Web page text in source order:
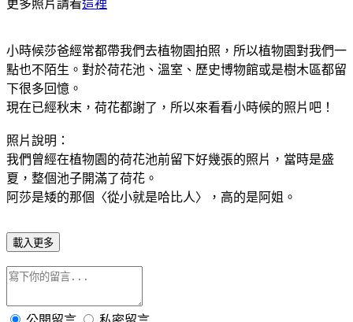
更多照片請看這裡
小時候莎爸經常都帶我們去植物園拍照，所以植物園對我們一
點也不陌生。對於荷花池、溫室、歷史博物館或是樹木區都留
下很多回憶。
現在已經秋末，荷花都謝了，所以來看看小時候的照片吧！
照片說明：
我們曾經在植物園的荷花池前留下好幾張的照片，當時是盛
夏，整個池子開滿了荷花。
阿莎是矮的那個〈從小就是哈比人〉，高的是阿姐。
載入更多